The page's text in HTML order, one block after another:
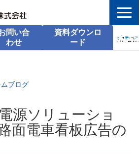
問い合
わせ
資料ダウンロ
ード
検索
課題別のご相談
ブログ
源ソリューショ
面電車看板広告の